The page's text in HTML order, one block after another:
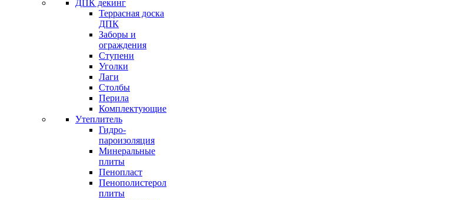
ДПК декинг
Террасная доска
ДПК
Заборы и
ограждения
Ступени
Уголки
Лаги
Столбы
Перила
Комплектующие
Утеплитель
Гидро-
пароизоляция
Минеральные
плиты
Пенопласт
Пенополистерол
плиты